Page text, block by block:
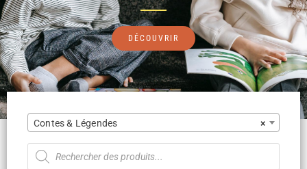
DÉCOUVRIR
×
Contes & Légendes